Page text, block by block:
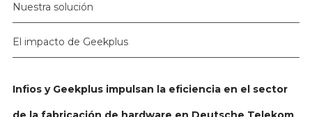
Nuestra solución
El impacto de Geekplus
Infios y Geekplus impulsan la eficiencia en el sector